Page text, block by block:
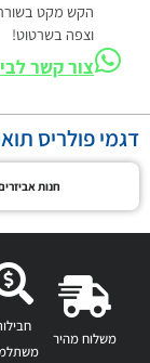
הקש מקט בשורת
וצפה בשרטוט!
צור קשר
דגמי פולריס
חנות
משלוח מהיר